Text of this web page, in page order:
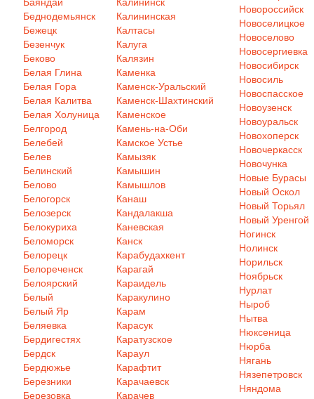
Беднодемьянск
Бежецк
Безенчук
Беково
Белая Глина
Белая Гора
Белая Калитва
Белая Холуница
Белгород
Белебей
Белев
Белинский
Белово
Белогорск
Белозерск
Белокуриха
Беломорск
Белорецк
Белореченск
Белоярский
Белый
Белый Яр
Беляевка
Бердигестях
Бердск
Бердюжье
Березники
Березовка
Калининская
Калтасы
Калуга
Калязин
Каменка
Каменск-Уральский
Каменск-Шахтинский
Каменское
Камень-на-Оби
Камское Устье
Камызяк
Камышин
Камышлов
Канаш
Кандалакша
Каневская
Канск
Карабудахкент
Карагай
Караидель
Каракулино
Карам
Карасук
Каратузское
Караул
Карафтит
Карачаевск
Карачев
Новороссийск
Новоселицкое
Новоселово
Новосергиевка
Новосибирск
Новосиль
Новоспасское
Новоузенск
Новоуральск
Новохоперск
Новочеркасск
Новочунка
Новые Бурасы
Новый Оскол
Новый Торьял
Новый Уренгой
Ногинск
Нолинск
Норильск
Ноябрьск
Нурлат
Ныроб
Нытва
Нюксеница
Нюрба
Нягань
Нязепетровск
Няндома